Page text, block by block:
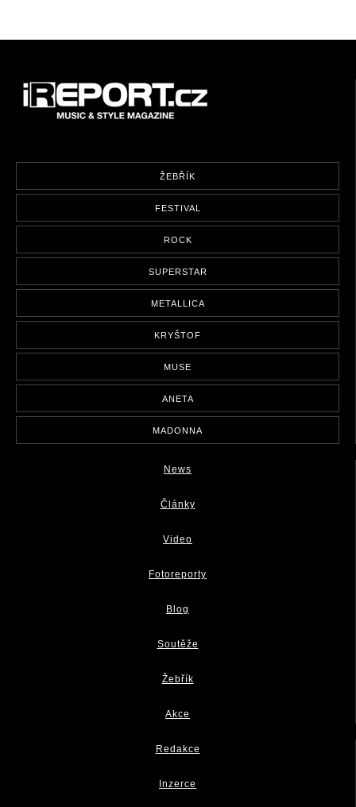
ŽEBŘÍK
FESTIVAL
ROCK
SUPERSTAR
METALLICA
KRYŠTOF
MUSE
ANETA
MADONNA
News
Články
Video
Fotoreporty
Blog
Soutěže
Žebřík
Akce
Redakce
Inzerce